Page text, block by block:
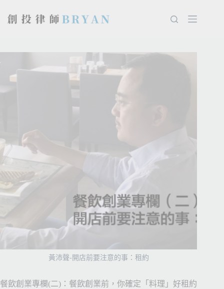
黃沛聲-開店前要注意的事：租約
餐飲創業專欄(二)：餐飲創業前，你確定「料理」好租約